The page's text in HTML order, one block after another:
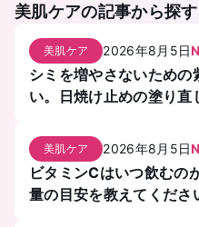
美肌ケアの記事から探す
美肌ケア 2026年8月5日
シミを増やさないための
い。日焼け止めの塗り直
美肌ケア 2026年8月5日
ビタミンCはいつ飲むの
量の目安を教えてくださ